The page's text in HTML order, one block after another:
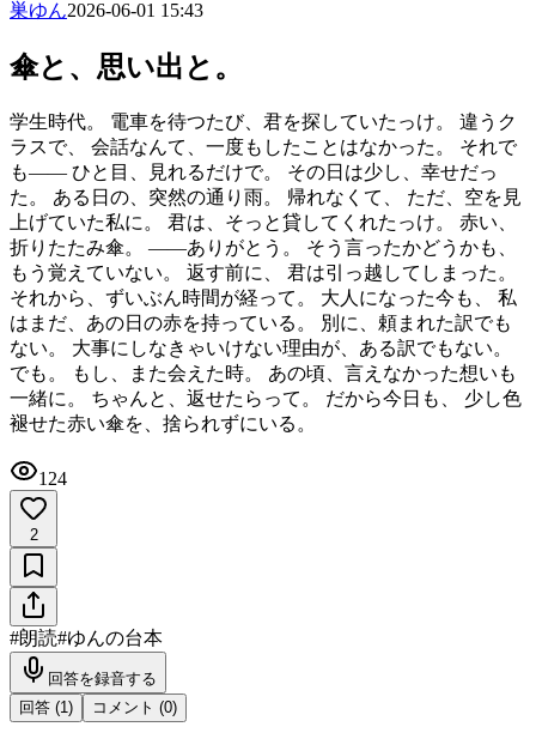
巣ゆん2026-06-01 15:43
傘と、思い出と。
学生時代。 電車を待つたび、君を探していたっけ。 違うク
ラスで、 会話なんて、一度もしたことはなかった。 それで
も—— ひと目、見れるだけで。 その日は少し、幸せだっ
た。 ある日の、突然の通り雨。 帰れなくて、 ただ、空を見
上げていた私に。 君は、そっと貸してくれたっけ。 赤い、
折りたたみ傘。 ——ありがとう。 そう言ったかどうかも、
もう覚えていない。 返す前に、 君は引っ越してしまった。
それから、ずいぶん時間が経って。 大人になった今も、 私
はまだ、あの日の赤を持っている。 別に、頼まれた訳でも
ない。 大事にしなきゃいけない理由が、ある訳でもない。
でも。 もし、また会えた時。 あの頃、言えなかった想いも
一緒に。 ちゃんと、返せたらって。 だから今日も、 少し色
褪せた赤い傘を、捨られずにいる。
124
2
#朗読#ゆんの台本
回答を録音する
回答 (1 ) コメント (0)